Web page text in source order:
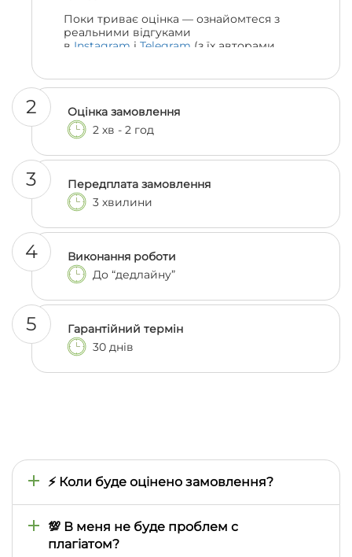
Поки триває оцінка — ознайомтеся з
реальними відгуками
в Instagram і Telegram (з їх авторами
2
Оцінка замовлення
2 хв - 2 год
3
Передплата замовлення
3 хвилини
4
Виконання роботи
До “дедлайну”
5
Гарантійний термін
30 днів
⚡ Коли буде оцінено замовлення?
ми знайдемо відповідного автора, тому він може
відрізнятися залежно від складності предмета,
💯 В меня не буде проблем с
плагіатом?